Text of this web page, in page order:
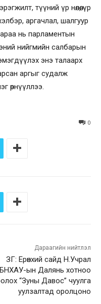
түүний үр нөлөө, үр
аргачлал, шалгуур
нь парламентын
нийгмийн салбарын
энэ талаарх
аргыг судалж
өрнүүллээ.
0
Дараагийн нийтлэл
ЗГ: Ерөнхий сайд Н.Учрал
БНХАУ-ын Далянь хотноо
“Зуны Давос” чуулга
уулзалтад оролцоно